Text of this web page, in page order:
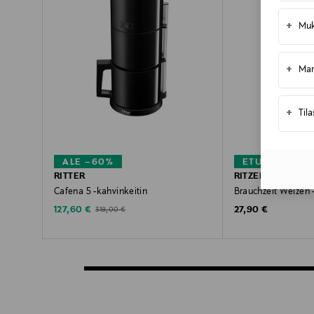
+
+
+
ALE –60%
RITTER
Cafena 5 -kahvinkeitin
Discounted Price
127,60 € Original Price
319,00 €
RITZENHOFF
Brauchzeit Weizen
Original Price
27,90 €